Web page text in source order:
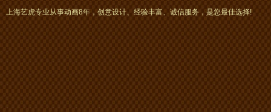
上海艺虎专业从事动画8年，创意设计、经验丰富、诚信服务，是您最佳选择!